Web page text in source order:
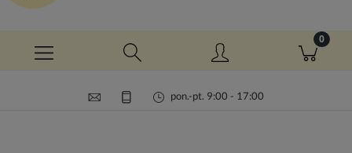
pon.-pt. 9:00 - 17:00